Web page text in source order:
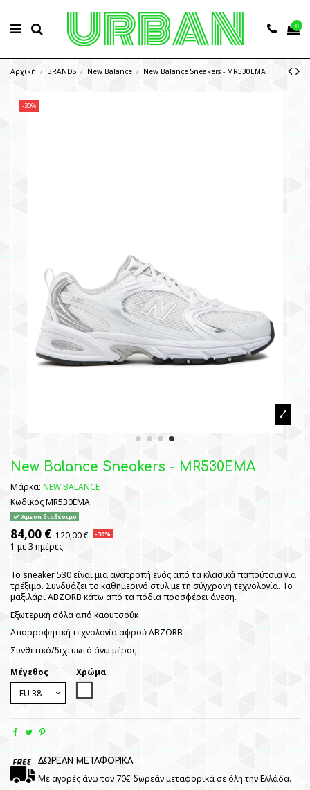
0
Αρχική BRANDS New Balance New Balance Sneakers - MR530EMA
-30%
New Balance Sneakers - MR530EMA
Μάρκα: NEW BALANCE
ΚωδικόςMR530EMA
Άμεσα διαθέσιμο
84,00 € 120,00 € -30%
1 με 3 ημέρες
Το sneaker 530 είναι μια ανατροπή ενός από τα κλασικά παπούτσια για
τρέξιμο. Συνδυάζει το καθημερινό στυλ με τη σύγχρονη τεχνολογία. Το
μαξιλάρι ABZORB κάτω από τα πόδια προσφέρει άνεση.
Εξωτερική σόλα από καουτσούκ
Απορροφητική τεχνολογία αφρού ABZORB
Συνθετικό/διχτυωτό άνω μέρος
Μέγεθος
Χρώμα
ΔΩΡΕΑΝ ΜΕΤΑΦΟΡΙΚΑ
Με αγορές άνω τον 70€ δωρεάν μεταφορικά σε όλη την Ελλάδα.